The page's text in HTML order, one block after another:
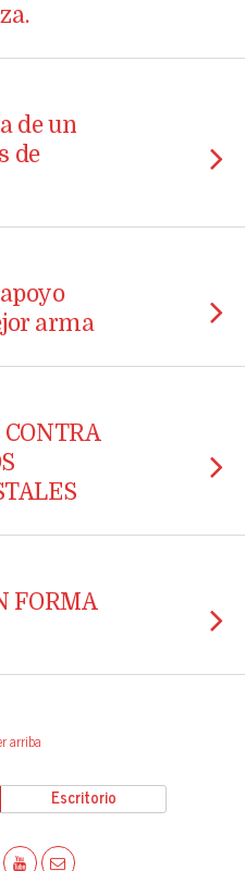
de un
de
arma
FORMA
arriba
Escritorio